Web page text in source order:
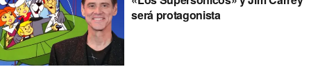
será protagonista